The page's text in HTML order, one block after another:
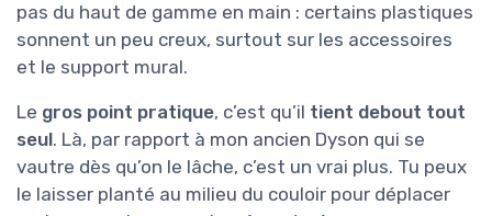
pas du haut de gamme en main : certains plastiques
sonnent un peu creux, surtout sur les accessoires
et le support mural.
Le gros point pratique, c’est qu’il tient debout tout
seul. Là, par rapport à mon ancien Dyson qui se
vautre dès qu’on le lâche, c’est un vrai plus. Tu peux
le laisser planté au milieu du couloir pour déplacer